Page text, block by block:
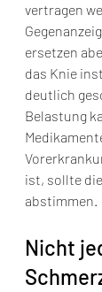
vertragen
ersetzen
das Knie
deutlich
Belastung
ist, sollte
abstimmen.
Nicht